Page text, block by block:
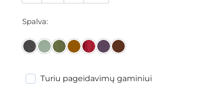
Spalva
Turiu pageidavimų gaminiui